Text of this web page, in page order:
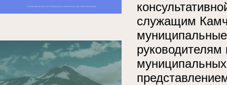
служащим
руководителям